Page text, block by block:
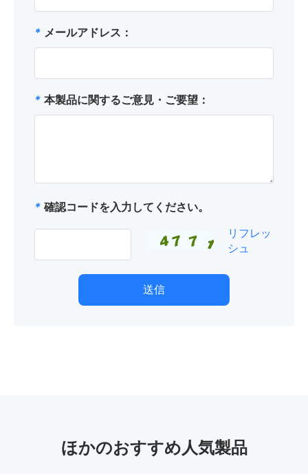
* メールアドレス：
* 本製品に関するご意見・ご要望：
* 確認コードを入力してください。
リフレッ
シュ
送信
ほかのおすすめ人気製品